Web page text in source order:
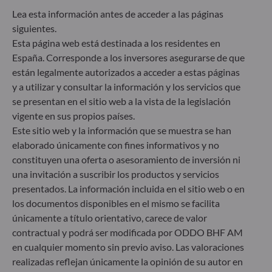
LEER MÁS Todas nuestras noticias
PERSPECTIVAS DE MERCADO
17.07.2026
3minutos
Energy revolution: Don’t be lost in
transition
PRODUKTE
14.07.2026
become a
Lea esta información antes de acceder a las páginas
siguientes.
Esta página web está destinada a los residentes en
España. Corresponde a los inversores asegurarse de que
están legalmente autorizados a acceder a estas páginas
y a utilizar y consultar la información y los servicios que
se presentan en el sitio web a la vista de la legislación
vigente en sus propios países.
Este sitio web y la información que se muestra se han
elaborado únicamente con fines informativos y no
constituyen una oferta o asesoramiento de inversión ni
una invitación a suscribir los productos y servicios
presentados. La información incluida en el sitio web o en
los documentos disponibles en el mismo se facilita
únicamente a título orientativo, carece de valor
contractual y podrá ser modificada por ODDO BHF AM
en cualquier momento sin previo aviso. Las valoraciones
realizadas reflejan únicamente la opinión de su autor en